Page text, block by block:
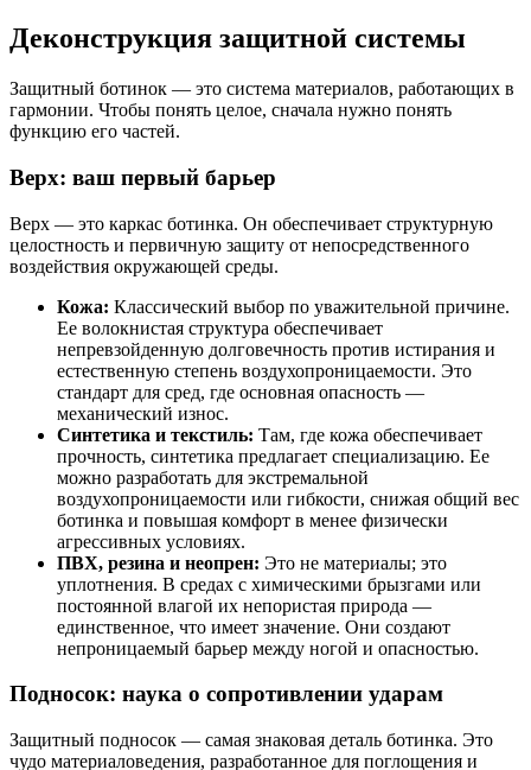
Деконструкция защитной системы
Защитный ботинок — это система материалов, работающих в
гармонии. Чтобы понять целое, сначала нужно понять
функцию его частей.
Верх: ваш первый барьер
Верх — это каркас ботинка. Он обеспечивает структурную
целостность и первичную защиту от непосредственного
воздействия окружающей среды.
Кожа: Классический выбор по уважительной причине.
Ее волокнистая структура обеспечивает
непревзойденную долговечность против истирания и
естественную степень воздухопроницаемости. Это
стандарт для сред, где основная опасность —
механический износ.
Синтетика и текстиль: Там, где кожа обеспечивает
прочность, синтетика предлагает специализацию. Ее
можно разработать для экстремальной
воздухопроницаемости или гибкости, снижая общий вес
ботинка и повышая комфорт в менее физически
агрессивных условиях.
ПВХ, резина и неопрен: Это не материалы; это
уплотнения. В средах с химическими брызгами или
постоянной влагой их непористая природа —
единственное, что имеет значение. Они создают
непроницаемый барьер между ногой и опасностью.
Подносок: наука о сопротивлении ударам
Защитный подносок — самая знаковая деталь ботинка. Это
чудо материаловедения, разработанное для поглощения и